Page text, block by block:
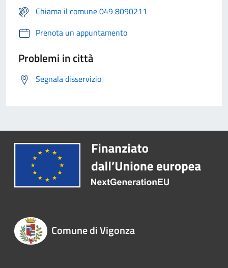
Chiama il comune 049 8090211
Prenota un appuntamento
Problemi in città
Segnala disservizio
Comune di Vigonza